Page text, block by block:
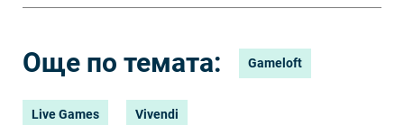
Още по темата: Gameloft
Live Games Vivendi